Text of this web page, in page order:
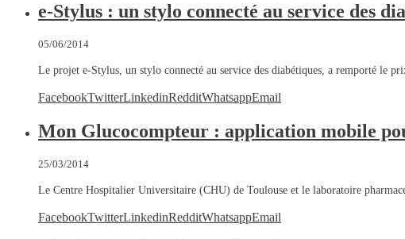
e-Stylus : un stylo connecté au service des
05/06/2014
Le projet e-Stylus, un stylo connecté au service des diabétiques, a remporté le
FacebookTwitterLinkedinRedditWhatsappEmail
Mon Glucocompteur : application mobile
25/03/2014
Le Centre Hospitalier Universitaire (CHU) de Toulouse et le laboratoire
FacebookTwitterLinkedinRedditWhatsappEmail